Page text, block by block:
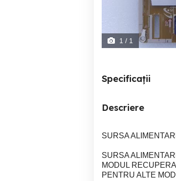
1 / 1
Specificații
Descriere
SURSA
SURSA
MODUL
PENTRU ALTE